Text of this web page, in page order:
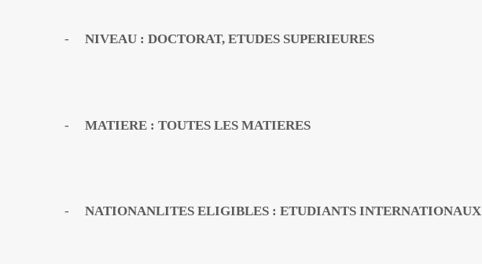
- NIVEAU : DOCTORAT, ETUDES SUPERIEURES
- MATIERE : TOUTES LES MATIERES
- NATIONANLITES ELIGIBLES : ETUDIANTS INTERNATIONAUX